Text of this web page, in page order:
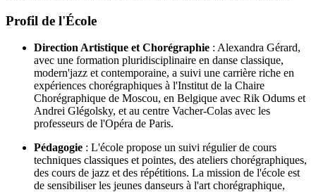
Profil de l'École
Direction Artistique et Chorégraphie : Alexandra Gérard,
avec une formation pluridisciplinaire en danse classique,
modern'jazz et contemporaine, a suivi une carrière riche en
expériences chorégraphiques à l'Institut de la Chaire
Chorégraphique de Moscou, en Belgique avec Rik Odums et
Andrei Glégolsky, et au centre Vacher-Colas avec les
professeurs de l'Opéra de Paris.
Pédagogie : L'école propose un suivi régulier de cours
techniques classiques et pointes, des ateliers chorégraphiques,
des cours de jazz et des répétitions. La mission de l'école est
de sensibiliser les jeunes danseurs à l'art chorégraphique,